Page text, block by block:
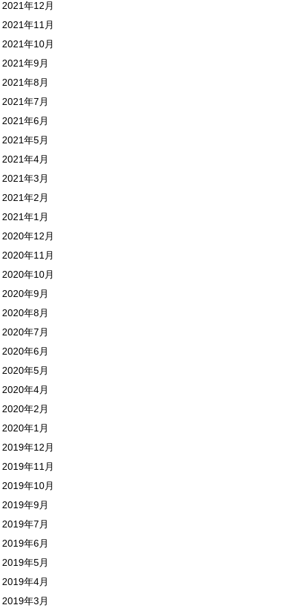
2021年12月
2021年11月
2021年10月
2021年9月
2021年8月
2021年7月
2021年6月
2021年5月
2021年4月
2021年3月
2021年2月
2021年1月
2020年12月
2020年11月
2020年10月
2020年9月
2020年8月
2020年7月
2020年6月
2020年5月
2020年4月
2020年2月
2020年1月
2019年12月
2019年11月
2019年10月
2019年9月
2019年7月
2019年6月
2019年5月
2019年4月
2019年3月